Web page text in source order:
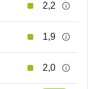
2,2
1,9
2,0